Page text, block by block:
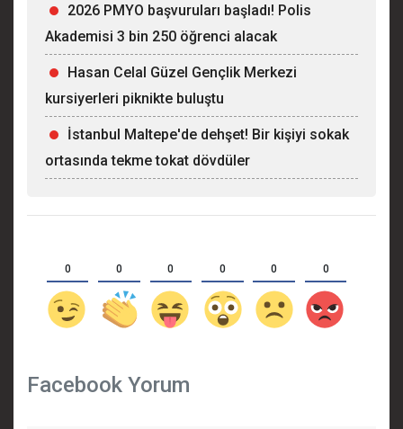
2026 PMYO başvuruları başladı! Polis
Akademisi 3 bin 250 öğrenci alacak
Hasan Celal Güzel Gençlik Merkezi
kursiyerleri piknikte buluştu
İstanbul Maltepe'de dehşet! Bir kişiyi sokak
ortasında tekme tokat dövdüler
0 0 0 0 0 0
Facebook Yorum